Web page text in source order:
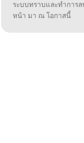
ระบบทราบและทำกา
หน้า มา ณ โอกาสนี้